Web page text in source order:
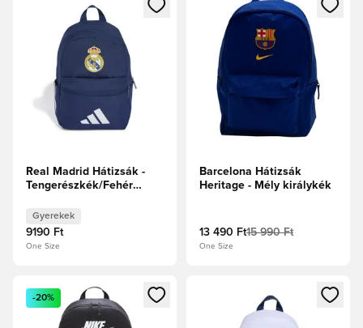
Real Madrid Hátizsák -
Tengerészkék/Fehér
Gyerekek
9190 Ft
One Size
Barcelona Hátizsák
Heritage - Mély királykék
13 490 Ft15 990 Ft
One Size
Megnyit egy modált a bejelentkezéshez vagy a tagként
-20%
Megnyit egy modált a